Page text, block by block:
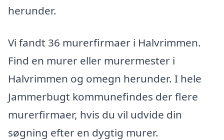
herunder.
Vi fandt 36 murerfirmaer i Halvrimmen.
Find en murer eller murermester i
Halvrimmen og omegn herunder. I hele
Jammerbugt kommunefindes der flere
murerfirmaer, hvis du vil udvide din
søgning efter en dygtig murer.